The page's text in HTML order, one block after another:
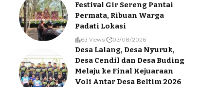
Festival Gir Sereng Pantai
Permata, Ribuan Warga
Padati Lokasi
63 Views 03/08/2026
Desa Lalang, Desa Nyuruk,
Desa Cendil dan Desa Buding
Melaju ke Final Kejuaraan
Voli Antar Desa Beltim 2026